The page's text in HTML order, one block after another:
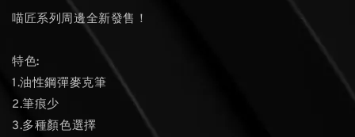
喵匠系列周邊全新發售！
特色:
1.油性鋼彈麥克筆
2.筆痕少
3.多種顏色選擇